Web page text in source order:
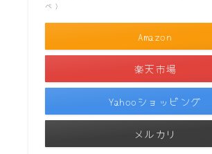
べ）
Amazon
楽天市場
Yahooショッピング
メルカリ